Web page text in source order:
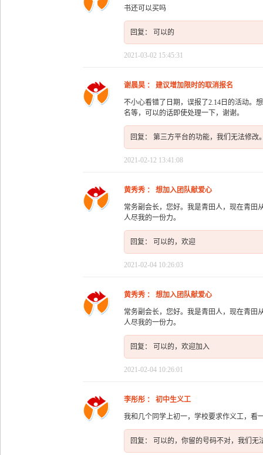
书还可以买吗
回复： 可以的
2021-03-02 15:45:31
谢晨昊 ： 建议增加限时的取消报名
不小心看错了日期，误报了2.14日的活动。
名等，可以的话即使处理一下，谢谢。
回复： 第三方平台的功能，我们无法修
2021-02-12 13:41:08
黄秀秀 ： 想加入团队献爱心
常务副会长，您好。我是青田人，现在青田
人尽我的一份力。
回复： 可以的，欢迎
2021-02-04 10:26:03
黄秀秀 ： 想加入团队献爱心
常务副会长，您好。我是青田人，现在青田
人尽我的一份力。
回复： 可以的，欢迎加入
2021-02-04 10:26:01
李彤彤 ： 初中生义工
我和几个同学上初一，学校要求作义工，看
回复： 可以的，你留的号码不对，我们无